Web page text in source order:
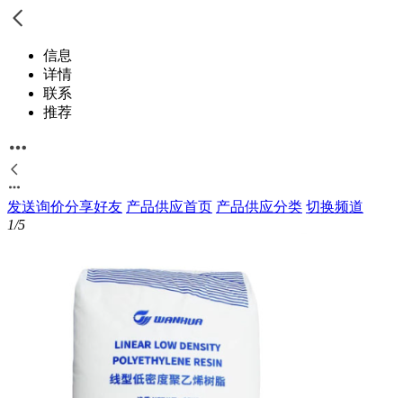
信息
详情
联系
推荐
发送询价分享好友 产品供应首页 产品供应分类 切换频道
1/5